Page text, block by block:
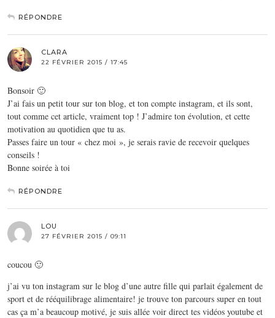
RÉPONDRE
CLARA
22 FÉVRIER 2015 / 17:45
Bonsoir 🙂
J’ai fais un petit tour sur ton blog, et ton compte instagram, et ils sont,
tout comme cet article, vraiment top ! J’admire ton évolution, et cette
motivation au quotidien que tu as.
Passes faire un tour « chez moi », je serais ravie de recevoir quelques
conseils !
Bonne soirée à toi
RÉPONDRE
LOU
27 FÉVRIER 2015 / 09:11
coucou 🙂
j’ai vu ton instagram sur le blog d’une autre fille qui parlait également de
sport et de rééquilibrage alimentaire! je trouve ton parcours super en tout
cas ça m’a beaucoup motivé, je suis allée voir direct tes vidéos youtube et